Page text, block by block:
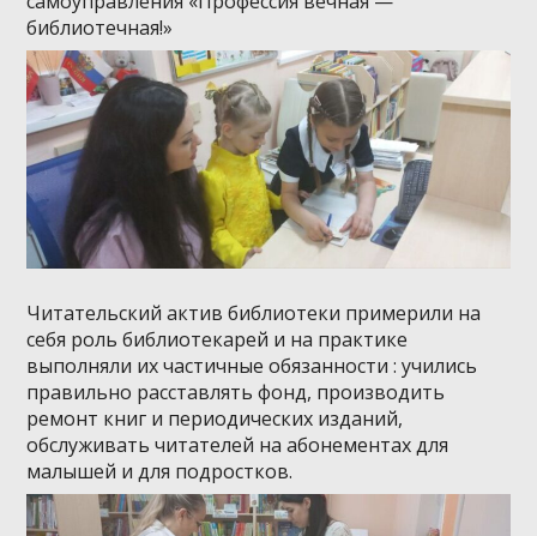
библиотечная!»
Читательский актив библиотеки примерили на
себя роль библиотекарей и на практике
выполняли их частичные обязанности : учились
правильно расставлять фонд, производить
ремонт книг и периодических изданий,
обслуживать читателей на абонементах для
малышей и для подростков.